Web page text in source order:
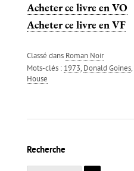
Acheter ce livre en VO
Acheter ce livre en VF
Classé dans Roman Noir
Mots-clés : 1973 Donald Goines,
House
Recherche